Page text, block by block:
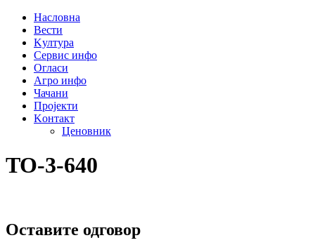
Насловна
Вести
Kултура
Сервис инфо
Огласи
Агро инфо
Чачани
Пројекти
Kонтакт
Ценовник
TO-3-640
Оставите одговор